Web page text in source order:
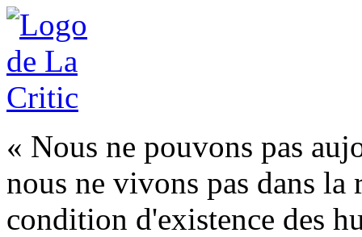
« Nous ne pouvons pas
nous ne vivons pas dans la
condition d'existence des